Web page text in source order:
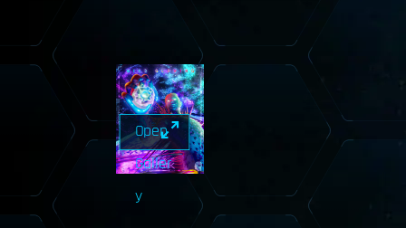
Open
Galler
y